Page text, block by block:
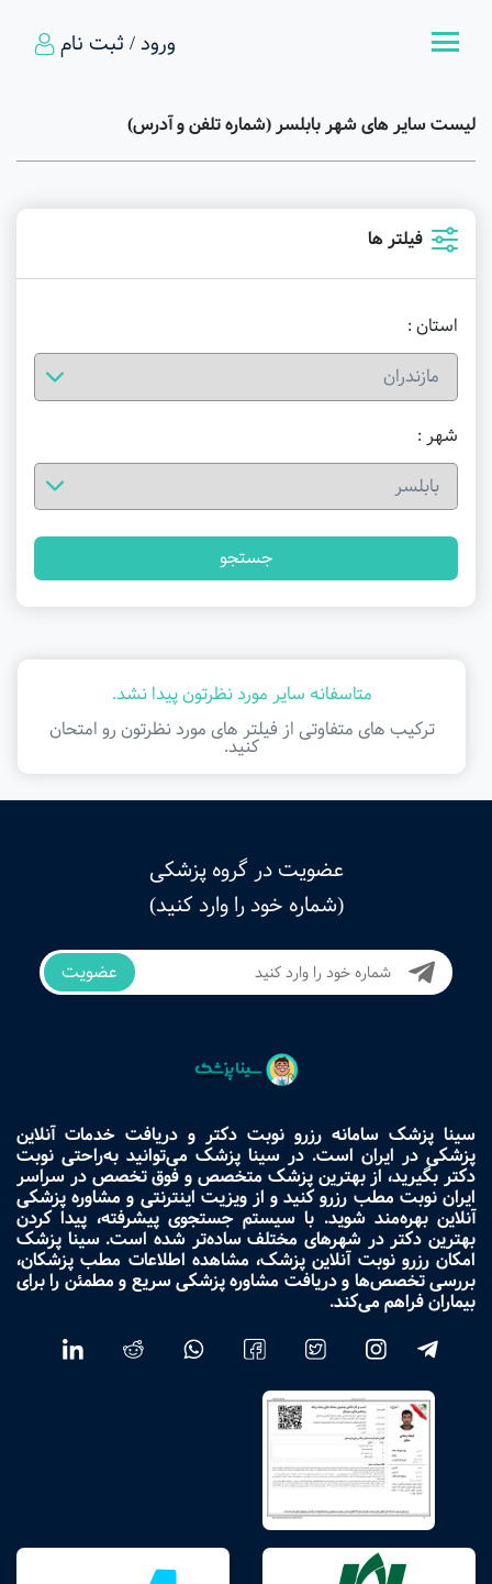
ورود / ثبت نام
لیست سایر های شهر بابلسر (شماره تلفن و آدرس)
فیلتر ها
استان :
شهر :
جستجو
متاسفانه سایر مورد نظرتون پیدا نشد.
ترکیب های متفاوتی از فیلتر ‌های مورد نظرتون رو امتحان
کنید.
عضویت در گروه پزشکی
(شماره خود را وارد کنید)
عضویت
سینا پزشک سامانه رزرو نوبت دکتر و دریافت خدمات آنلاین
پزشکی در ایران است. در سینا پزشک می‌توانید به‌راحتی نوبت
دکتر بگیرید، از بهترین پزشک متخصص و فوق تخصص در سراسر
ایران نوبت مطب رزرو کنید و از ویزیت اینترنتی و مشاوره پزشکی
آنلاین بهره‌مند شوید. با سیستم جستجوی پیشرفته، پیدا کردن
بهترین دکتر در شهرهای مختلف ساده‌تر شده است. سینا پزشک
امکان رزرو نوبت آنلاین پزشک، مشاهده اطلاعات مطب پزشکان،
بررسی تخصص‌ها و دریافت مشاوره پزشکی سریع و مطمئن را برای
بیماران فراهم می‌کند.